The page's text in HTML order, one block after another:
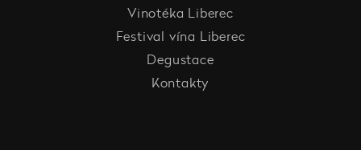
Vinotéka Liberec
Festival vína Liberec
Degustace
Kontakty